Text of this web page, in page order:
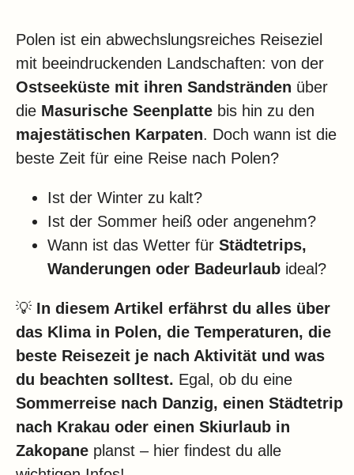
Antarktis
Reisemonat
Klima
Impressum & Datenschutz
Polen ist ein abwechslungsreiches Reiseziel
mit beeindruckenden Landschaften: von der
Ostseeküste mit ihren Sandstränden über
die Masurische Seenplatte bis hin zu den
majestätischen Karpaten. Doch wann ist die
beste Zeit für eine Reise nach Polen?
Ist der Winter zu kalt?
Ist der Sommer heiß oder angenehm?
Wann ist das Wetter für Städtetrips,
Wanderungen oder Badeurlaub ideal?
💡 In diesem Artikel erfährst du alles über
das Klima in Polen, die Temperaturen, die
beste Reisezeit je nach Aktivität und was
du beachten solltest. Egal, ob du eine
Sommerreise nach Danzig, einen Städtetrip
nach Krakau oder einen Skiurlaub in
Zakopane planst – hier findest du alle